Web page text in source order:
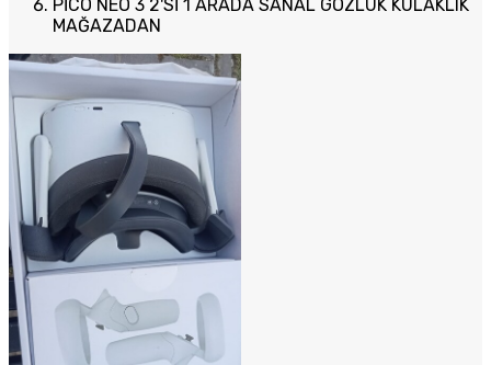
PİCO NEO 3 2'Sİ 1 ARADA SANAL GÖZLÜK KULAKLIK
MAĞAZADAN